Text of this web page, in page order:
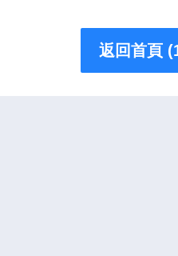
返回首頁